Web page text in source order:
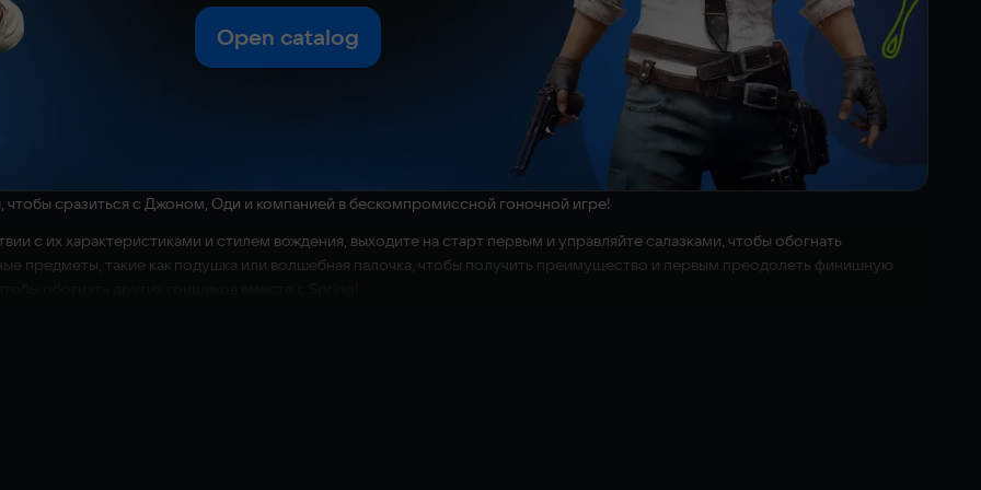
Open catalog
чтобы сразиться с Джоном, Оди и компанией в бескомпромиссной гоночной игре!
с их характеристиками и стилем вождения, выходите на старт первым и управляйте салазками, чтобы обогнать
предметы, такие как подушка или волшебная палочка, чтобы получить преимущество и первым преодолеть финишную
режиме с участием до восьми игроков на 16 культовых трассах из мира Гарфилда.